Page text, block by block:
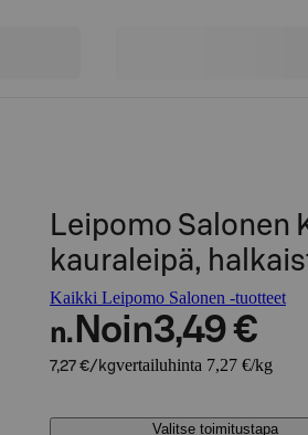
Leipomo Salonen
kauraleipä,
Kaikki Leipomo Salonen -tuotteet
n. Noin3,49 €
7,27 €/kgvertailuhinta 7,27 €/kg
Valitse toimitustapa